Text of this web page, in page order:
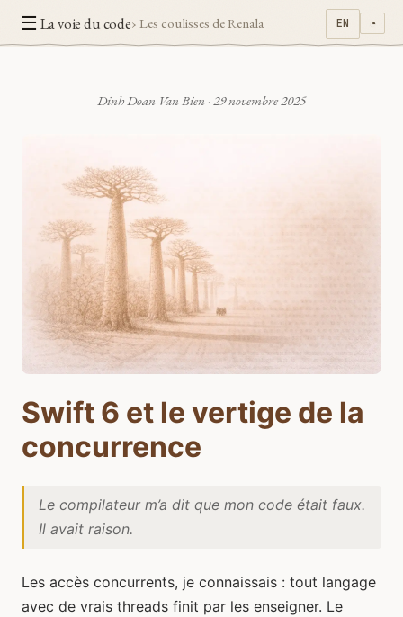
☰ La voie du code› Les coulisses de Renala EN ◔
Dinh Doan Van Bien ·29 novembre 2025
Swift 6 et le vertige de la
concurrence
Le compilateur m’a dit que mon code était faux.
Il avait raison.
Les accès concurrents, je connaissais : tout langage
avec de vrais threads finit par les enseigner. Le